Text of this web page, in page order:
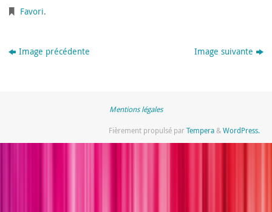
Favori.
Image précédente Image suivante
Mentions légales
Fièrement propulsé parTempera&WordPress.